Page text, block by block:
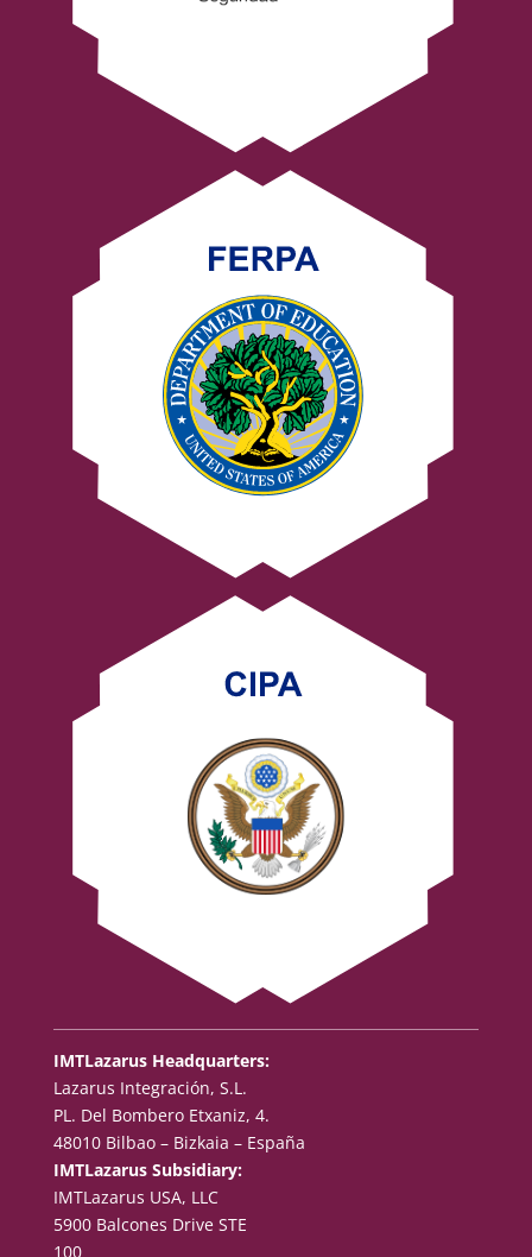
IMTLazarus Headquarters:
Lazarus Integración, S.L.
PL. Del Bombero Etxaniz, 4.
48010 Bilbao – Bizkaia – España
IMTLazarus Subsidiary:
IMTLazarus USA, LLC
5900 Balcones Drive STE
100